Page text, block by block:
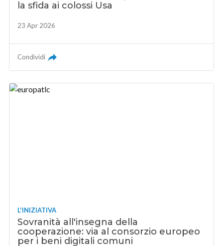
la sfida ai colossi Usa
23 Apr 2026
Condividi
L'INIZIATIVA
Sovranità all'insegna della
cooperazione: via al consorzio europeo
per i beni digitali comuni